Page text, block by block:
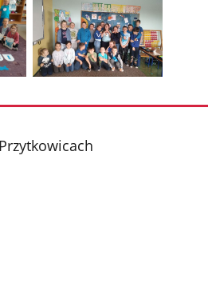
zdjęcie
z
galerii.
galerii.